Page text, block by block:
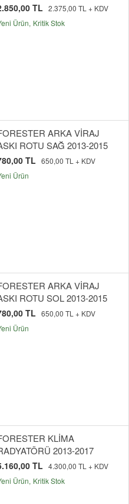
TL 2.375,00 TL + KDV
Ürün Kritik Stok
ARKA VİRAJ
ROTU SAĞ 2013-2015
TL 650,00 TL + KDV
Ürün
ARKA VİRAJ
ROTU SOL 2013-2015
TL 650,00 TL + KDV
Ürün
KLİMA
2013-2017
TL 4.300,00 TL + KDV
Ürün Kritik Stok